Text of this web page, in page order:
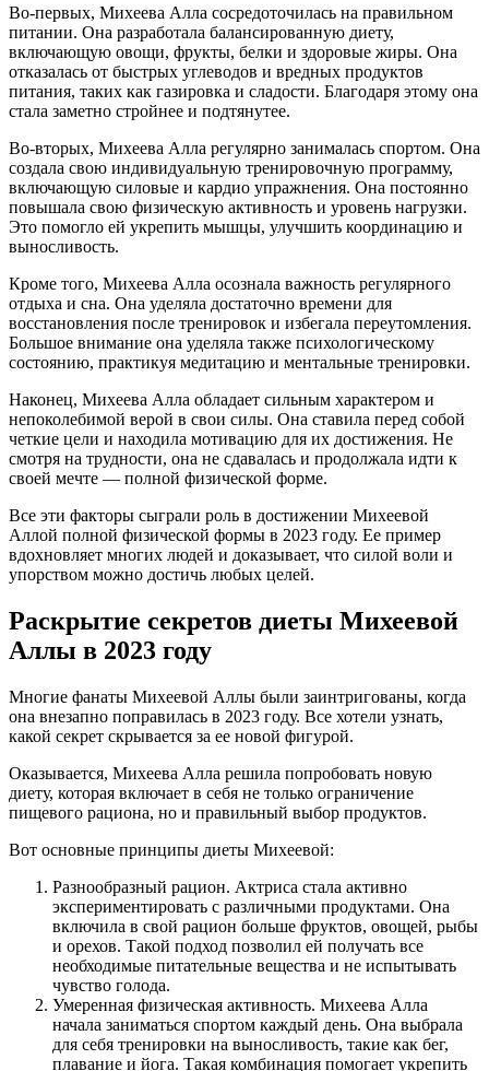
Во-первых, Михеева Алла сосредоточилась на правильном
питании. Она разработала балансированную диету,
включающую овощи, фрукты, белки и здоровые жиры. Она
отказалась от быстрых углеводов и вредных продуктов
питания, таких как газировка и сладости. Благодаря этому она
стала заметно стройнее и подтянутее.
Во-вторых, Михеева Алла регулярно занималась спортом. Она
создала свою индивидуальную тренировочную программу,
включающую силовые и кардио упражнения. Она постоянно
повышала свою физическую активность и уровень нагрузки.
Это помогло ей укрепить мышцы, улучшить координацию и
выносливость.
Кроме того, Михеева Алла осознала важность регулярного
отдыха и сна. Она уделяла достаточно времени для
восстановления после тренировок и избегала переутомления.
Большое внимание она уделяла также психологическому
состоянию, практикуя медитацию и ментальные тренировки.
Наконец, Михеева Алла обладает сильным характером и
непоколебимой верой в свои силы. Она ставила перед собой
четкие цели и находила мотивацию для их достижения. Не
смотря на трудности, она не сдавалась и продолжала идти к
своей мечте — полной физической форме.
Все эти факторы сыграли роль в достижении Михеевой
Аллой полной физической формы в 2023 году. Ее пример
вдохновляет многих людей и доказывает, что силой воли и
упорством можно достичь любых целей.
Раскрытие секретов диеты Михеевой
Аллы в 2023 году
Многие фанаты Михеевой Аллы были заинтригованы, когда
она внезапно поправилась в 2023 году. Все хотели узнать,
какой секрет скрывается за ее новой фигурой.
Оказывается, Михеева Алла решила попробовать новую
диету, которая включает в себя не только ограничение
пищевого рациона, но и правильный выбор продуктов.
Вот основные принципы диеты Михеевой:
Разнообразный рацион. Актриса стала активно
экспериментировать с различными продуктами. Она
включила в свой рацион больше фруктов, овощей, рыбы
и орехов. Такой подход позволил ей получать все
необходимые питательные вещества и не испытывать
чувство голода.
Умеренная физическая активность. Михеева Алла
начала заниматься спортом каждый день. Она выбрала
для себя тренировки на выносливость, такие как бег,
плавание и йога. Такая комбинация помогает укрепить